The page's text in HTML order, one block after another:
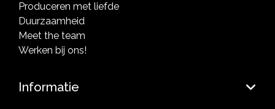
Produceren met liefde
Duurzaamheid
Meet the team
Werken bij ons!
Informatie